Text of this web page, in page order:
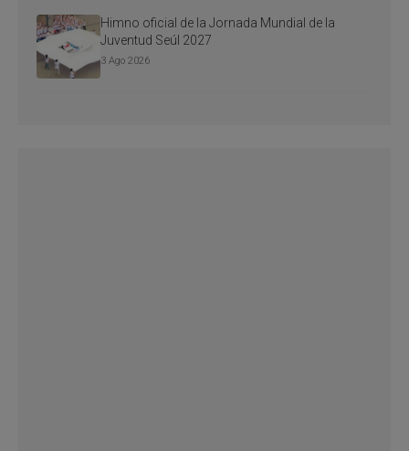
Himno oficial de la Jornada Mundial de la
Juventud Seúl 2027
3 Ago 2026